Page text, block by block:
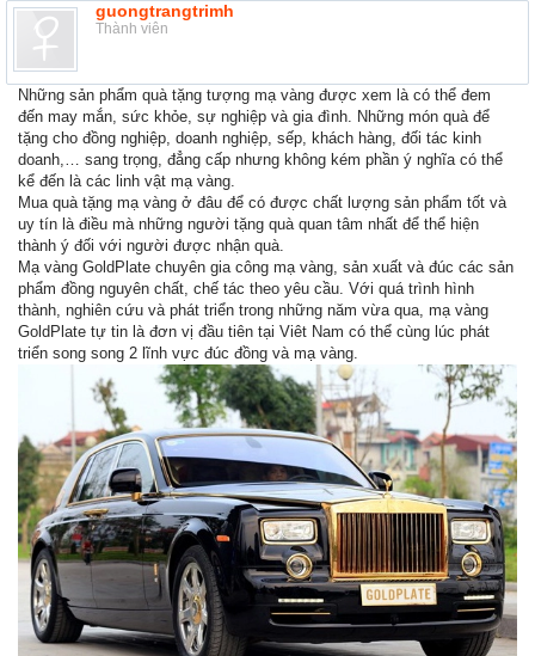
guongtrangtrimh
Thành viên
Những sản phẩm quà tặng tượng mạ vàng được xem là có thể đem
đến may mắn, sức khỏe, sự nghiệp và gia đình. Những món quà để
tặng cho đồng nghiệp, doanh nghiệp, sếp, khách hàng, đối tác kinh
doanh,… sang trọng, đẳng cấp nhưng không kém phần ý nghĩa có thể
kể đến là các linh vật mạ vàng.
Mua quà tặng mạ vàng ở đâu để có được chất lượng sản phẩm tốt và
uy tín là điều mà những người tặng quà quan tâm nhất để thể hiện
thành ý đối với người được nhận quà.
Mạ vàng GoldPlate chuyên gia công mạ vàng, sản xuất và đúc các sản
phẩm đồng nguyên chất, chế tác theo yêu cầu. Với quá trình hình
thành, nghiên cứu và phát triển trong những năm vừa qua, mạ vàng
GoldPlate tự tin là đơn vị đầu tiên tại Viêt Nam có thể cùng lúc phát
triển song song 2 lĩnh vực đúc đồng và mạ vàng.